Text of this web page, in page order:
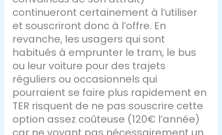
continueront certainement à l’utiliser
et souscriront donc à l’offre. En
revanche, les usagers qui sont
habitués à emprunter le tram, le bus
ou leur voiture pour des trajets
réguliers ou occasionnels qui
pourraient se faire plus rapidement en
TER risquent de ne pas souscrire cette
option assez coûteuse (120€ l’année)